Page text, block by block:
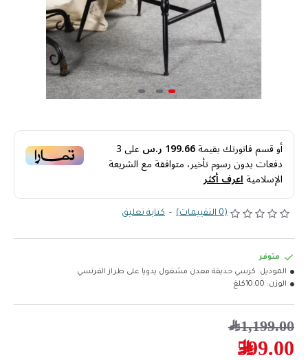
أو قسم فاتورتك بقيمة199.66 ر.س على3
دفعات بدون رسوم تأخير، متوافقة مع الشريعة
الإسلاميةاعرف أكثر
(0 التقييمات) - كتابة تعليق
599.00﷼
1,199.00﷼
متوفر
الموديل: كرسي حديقة معدن مشغول يدويا على طراز الفرنسي
الوزن: 10.00كلغ